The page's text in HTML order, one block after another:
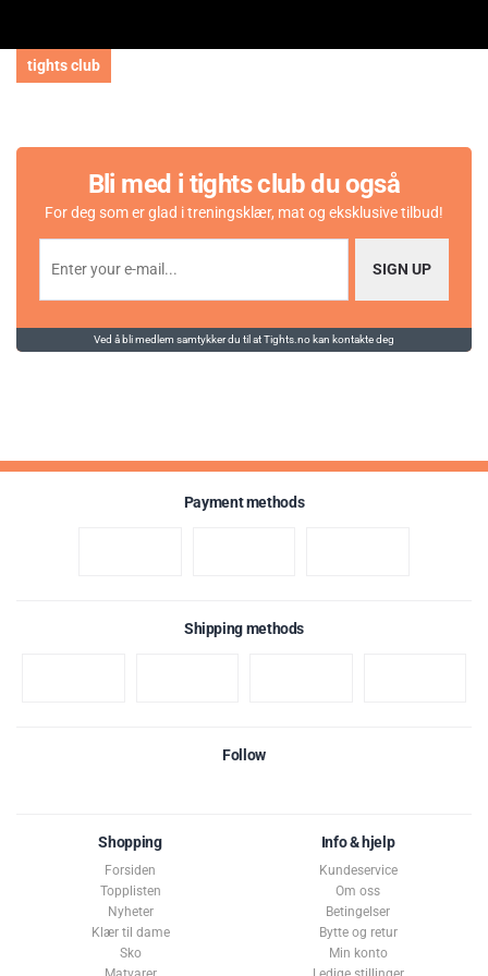
tights club
Bli med i tights club du også
For deg som er glad i treningsklær, mat og eksklusive tilbud!
SIGN UP
Ved å bli medlem samtykker du til at Tights.no kan kontakte deg
Payment methods
Shipping methods
Follow
Shopping
Forsiden
Topplisten
Nyheter
Klær til dame
Sko
Info & hjelp
Kundeservice
Om oss
Betingelser
Bytte og retur
Min konto